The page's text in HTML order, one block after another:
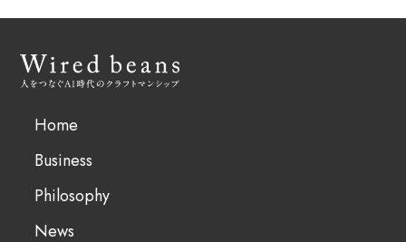
Home
Business
Philosophy
News